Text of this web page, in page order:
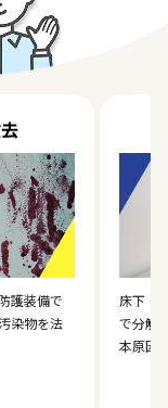
護装備で
染物を法
床下・
で分解
本原因